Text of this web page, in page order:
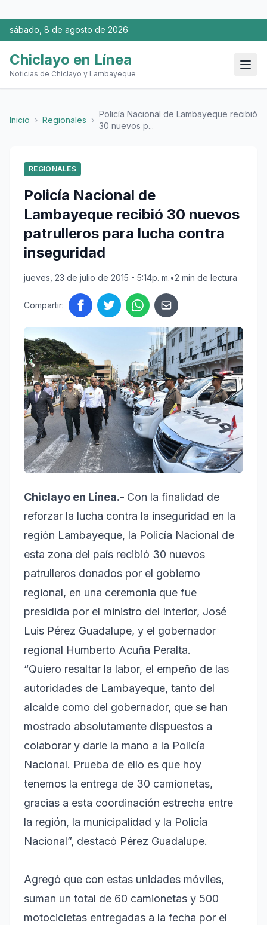
sábado, 8 de agosto de 2026
Chiclayo en Línea
Noticias de Chiclayo y Lambayeque
Inicio › Regionales ›
Policía Nacional de Lambayeque recibió
30 nuevos p...
REGIONALES
Policía Nacional de
Lambayeque recibió 30 nuevos
patrulleros para lucha contra
inseguridad
jueves, 23 de julio de 2015 - 5:14p. m.•2 min de lectura
Compartir:
Chiclayo en Línea.- Con la finalidad de
reforzar la lucha contra la inseguridad en la
región Lambayeque, la Policía Nacional de
esta zona del país recibió 30 nuevos
patrulleros donados por el gobierno
regional, en una ceremonia que fue
presidida por el ministro del Interior, José
Luis Pérez Guadalupe, y el gobernador
regional Humberto Acuña Peralta.
“Quiero resaltar la labor, el empeño de las
autoridades de Lambayeque, tanto del
alcalde como del gobernador, que se han
mostrado absolutamente dispuestos a
colaborar y darle la mano a la Policía
Nacional. Prueba de ello es que hoy
tenemos la entrega de 30 camionetas,
gracias a esta coordinación estrecha entre
la región, la municipalidad y la Policía
Nacional”, destacó Pérez Guadalupe.
Agregó que con estas unidades móviles,
suman un total de 60 camionetas y 500
motocicletas entregadas a la fecha por el